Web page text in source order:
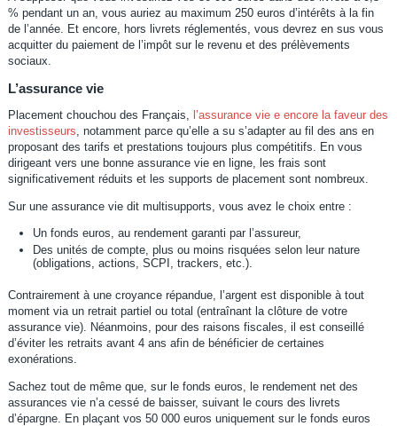
% pendant un an, vous auriez au maximum 250 euros d’intérêts à la fin
de l’année. Et encore, hors livrets réglementés, vous devrez en sus vous
acquitter du paiement de l’impôt sur le revenu et des prélèvements
sociaux.
L’assurance vie
Placement chouchou des Français, l’assurance vie e encore la faveur des
investisseurs , notamment parce qu’elle a su s’adapter au fil des ans en
proposant des tarifs et prestations toujours plus compétitifs. En vous
dirigeant vers une bonne assurance vie en ligne, les frais sont
significativement réduits et les supports de placement sont nombreux.
Sur une assurance vie dit multisupports, vous avez le choix entre :
Un fonds euros, au rendement garanti par l’assureur,
Des unités de compte, plus ou moins risquées selon leur nature
(obligations, actions, SCPI, trackers, etc.).
Contrairement à une croyance répandue, l’argent est disponible à tout
moment via un retrait partiel ou total (entraînant la clôture de votre
assurance vie). Néanmoins, pour des raisons fiscales, il est conseillé
d’éviter les retraits avant 4 ans afin de bénéficier de certaines
exonérations.
Sachez tout de même que, sur le fonds euros, le rendement net des
assurances vie n’a cessé de baisser, suivant le cours des livrets
d’épargne. En plaçant vos 50 000 euros uniquement sur le fonds euros